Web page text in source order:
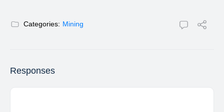
Categories: Mining
Responses